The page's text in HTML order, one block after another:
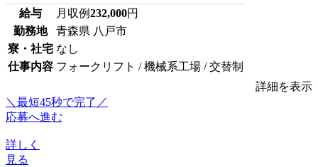
給与 月収例232,000円
勤務地
青森県 八戸市
寮・社宅 なし
仕事内容 フォークリフト / 機械系工場 / 交替制
詳細を表示
＼最短45秒で完了／
応募へ進む
詳しく
見る